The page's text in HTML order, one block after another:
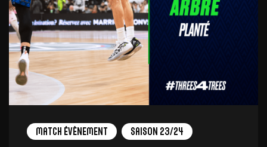
Match Évènement Saison 23/24